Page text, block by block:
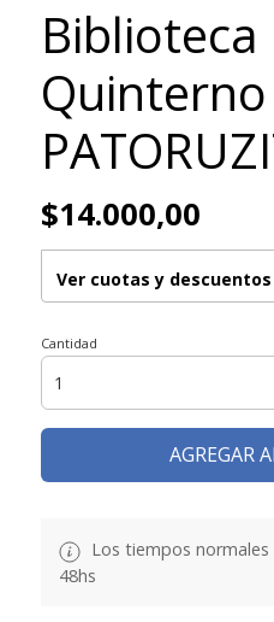
$14.000,00
Ver cuotas y descuentos
Cantidad
AGREGAR
Los tiempos
48hs